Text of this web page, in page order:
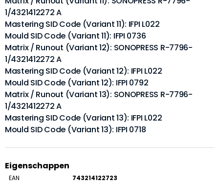
1/4321412272 A
Mastering SID Code (Variant 11): IFPI L022
Mould SID Code (Variant 11): IFPI 0736
Matrix / Runout (Variant 12): SONOPRESS R-7796-
1/4321412272 A
Mastering SID Code (Variant 12): IFPI L022
Mould SID Code (Variant 12): IFPI 0792
Matrix / Runout (Variant 13): SONOPRESS R-7796-
1/4321412272 A
Mastering SID Code (Variant 13): IFPI L022
Mould SID Code (Variant 13): IFPI 0718
Eigenschappen
EAN
743214122723